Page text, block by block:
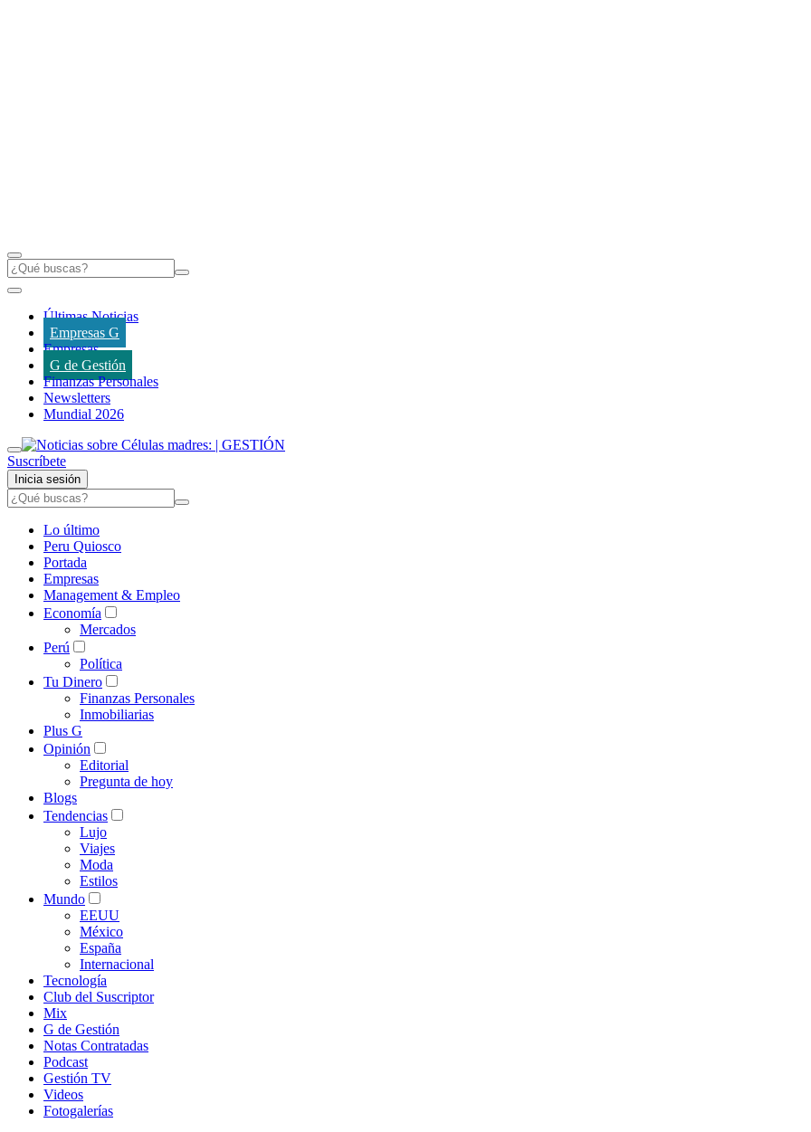
Últimas Noticias
Empresas G
Empresas
G de Gestión
Finanzas Personales
Newsletters
Mundial 2026
Suscríbete
Inicia sesión
Lo último
Peru Quiosco
Portada
Empresas
Management & Empleo
Economía
Mercados
Perú
Política
Tu Dinero
Finanzas Personales
Inmobiliarias
Plus G
Opinión
Editorial
Pregunta de hoy
Blogs
Tendencias
Lujo
Viajes
Moda
Estilos
Mundo
EEUU
México
España
Internacional
Tecnología
Club del Suscriptor
Mix
G de Gestión
Notas Contratadas
Podcast
Gestión TV
Videos
Fotogalerías